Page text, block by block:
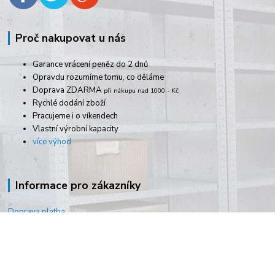
Proč nakupovat u nás
Garance vrácení peněz do 2 dnů
Opravdu rozumíme tomu, co děláme
Doprava ZDARMA při nákupu nad 1000,- Kč
Rychlé dodání zboží
Pracujeme i o víkendech
Vlastní výrobní kapacity
více výhod
Informace pro zákazníky
Doprava platba